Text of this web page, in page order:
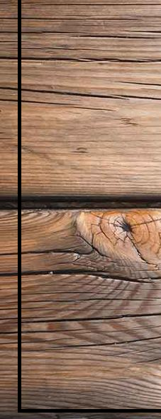
IMG_1593
IMG_1662
IMG_1639